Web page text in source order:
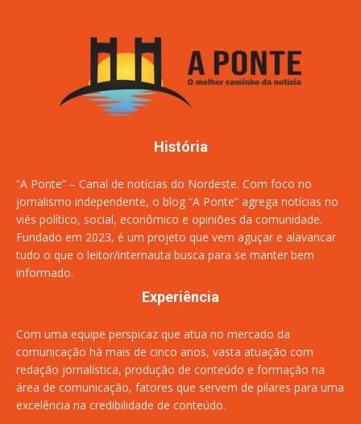
História
“A Ponte” – Canal de notícias do Nordeste. Com foco no
jornalismo independente, o blog “A Ponte” agrega notícias no
viés político, social, econômico e opiniões da comunidade.
Fundado em 2023, é um projeto que vem aguçar e alavancar
tudo o que o leitor/internauta busca para se manter bem
informado.
Experiência
Com uma equipe perspicaz que atua no mercado da
comunicação há mais de cinco anos, vasta atuação com
redação jornalística, produção de conteúdo e formação na
área de comunicação, fatores que servem de pilares para uma
excelência na credibilidade de conteúdo.